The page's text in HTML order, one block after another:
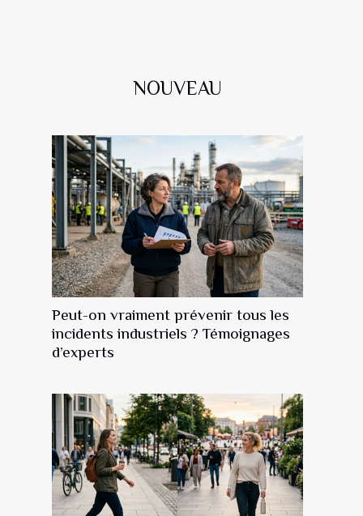
NOUVEAU
Peut-on vraiment prévenir tous les
incidents industriels ? Témoignages
d’experts